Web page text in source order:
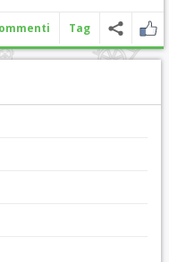
Tag